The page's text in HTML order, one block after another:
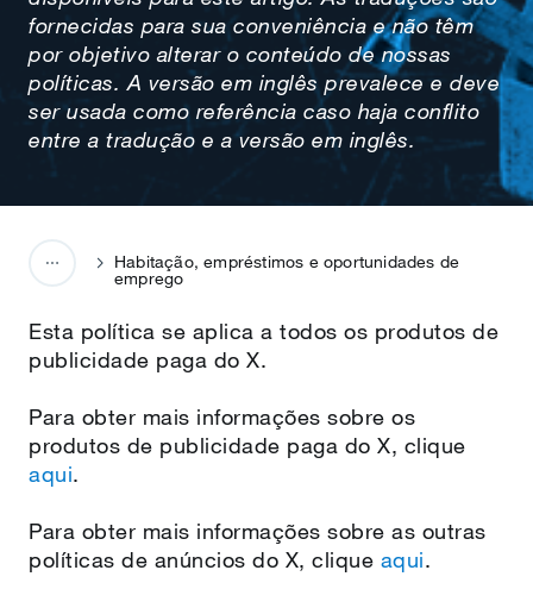
fornecidas para sua conveniência e não têm
por objetivo alterar o conteúdo de nossas
políticas. A versão em inglês prevalece e deve
ser usada como referência caso haja conflito
entre a tradução e a versão em inglês.
Habitação, empréstimos e oportunidades de
emprego
Esta política se aplica a todos os produtos de
publicidade paga do X.
Para obter mais informações sobre os
produtos de publicidade paga do X, clique
aqui.
Para obter mais informações sobre as outras
políticas de anúncios do X, clique aqui.